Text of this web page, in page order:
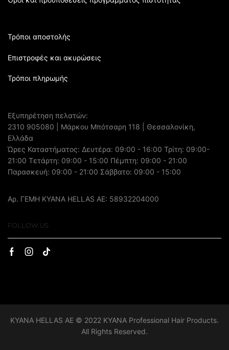
Τρόποι αποστολής
Επιστροφές και ακυρώσεις
Τρόποι πληρωμής
Εξυπηρέτηση πελατών:
2310 905080 | Μάρκου Μπότσαρη 118 | Θεσσαλονίκη,
Ελλάδα
Ώρες Καταστήματος: Δευτέρα: 09:00 - 16:00 Τρίτη: 09:00-
21:00 Τετάρτη: 09:00 - 15:00 Πέμπτη: 09:00 - 21:00
Παρασκευή: 09:00 - 21:00 Σάββατο: 09:00 - 15:00
Αρ. ΓΕΜΗ ΚΥΑΝΑ HELLAS AE: 58932204000
FOLLOW US
KYANA HELLAS AE © 2022 KYANA Professional Hair Products.
All Rights Reserved.